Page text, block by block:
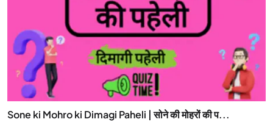
Sone ki Mohro ki Dimagi Paheli | सोने की मोहरों की प...